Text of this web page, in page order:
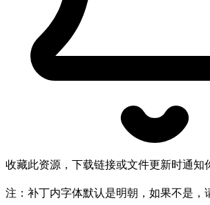
收藏此资源，下载链接或文件更新时通知
注：补丁内字体默认是明朝，如果不是，